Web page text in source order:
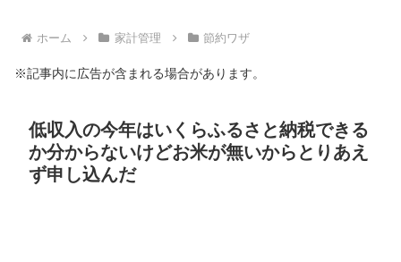
ホーム 家計管理 節約ワザ
※記事内に広告が含まれる場合があります。
低収入の今年はいくらふるさと納税できる
か分からないけどお米が無いからとりあえ
ず申し込んだ